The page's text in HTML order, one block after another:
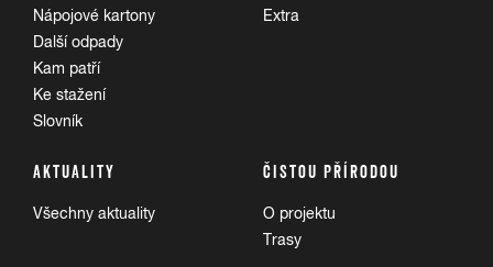
PLASTY SKLO
Kovové tlakové nádobky, po úplném vyprázdení
do kontejneru na kovy. Skleněné do kontejneru
na sklo, plastové do kontejneru na plasty.
Nápojové kartony
Další odpady
Kam patří
Ke stažení
Slovník
Extra
AKTUALITY
Všechny aktuality
ČISTOU PŘÍRODOU
O projektu
Trasy